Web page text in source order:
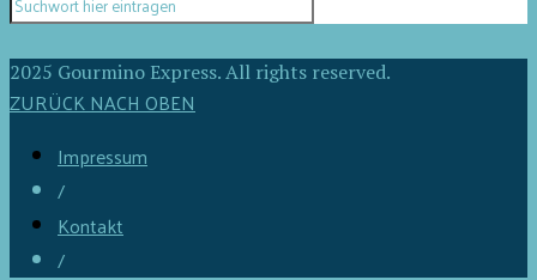
2025 Gourmino Express. All rights reserved.
ZURÜCK NACH OBEN
Impressum
/
Kontakt
/